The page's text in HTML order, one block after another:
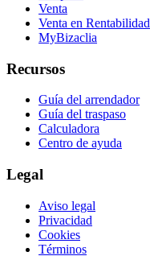
Venta
Venta en Rentabilidad
MyBizaclia
Recursos
Guía del arrendador
Guía del traspaso
Calculadora
Centro de ayuda
Legal
Aviso legal
Privacidad
Cookies
Términos